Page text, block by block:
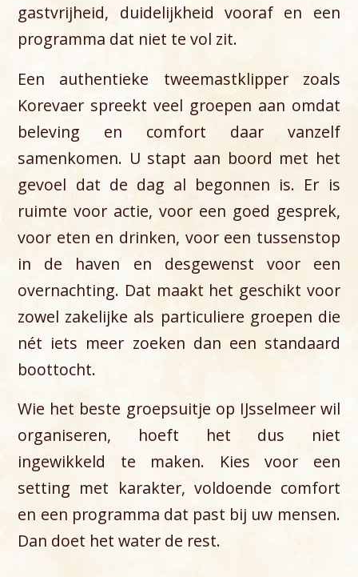
gastvrijheid, duidelijkheid vooraf en een
programma dat niet te vol zit.
Een authentieke tweemastklipper zoals
Korevaer spreekt veel groepen aan omdat
beleving en comfort daar vanzelf
samenkomen. U stapt aan boord met het
gevoel dat de dag al begonnen is. Er is
ruimte voor actie, voor een goed gesprek,
voor eten en drinken, voor een tussenstop
in de haven en desgewenst voor een
overnachting. Dat maakt het geschikt voor
zowel zakelijke als particuliere groepen die
nét iets meer zoeken dan een standaard
boottocht.
Wie het beste groepsuitje op IJsselmeer wil
organiseren, hoeft het dus niet
ingewikkeld te maken. Kies voor een
setting met karakter, voldoende comfort
en een programma dat past bij uw mensen.
Dan doet het water de rest.